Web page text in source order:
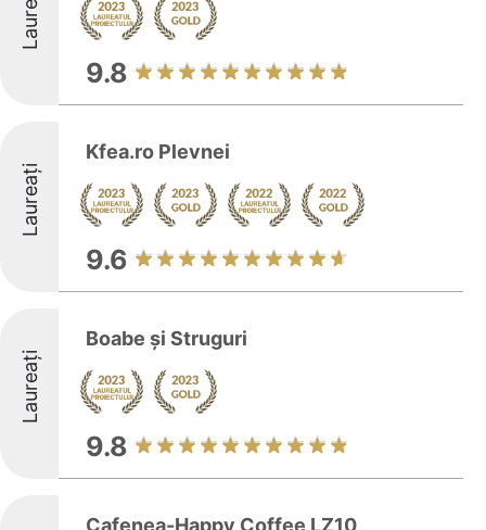
9.8
Laureați
Kfea.ro Plevnei
9.6
Laureați
Boabe și Struguri
9.8
Cafenea-Happy Coffee LZ10